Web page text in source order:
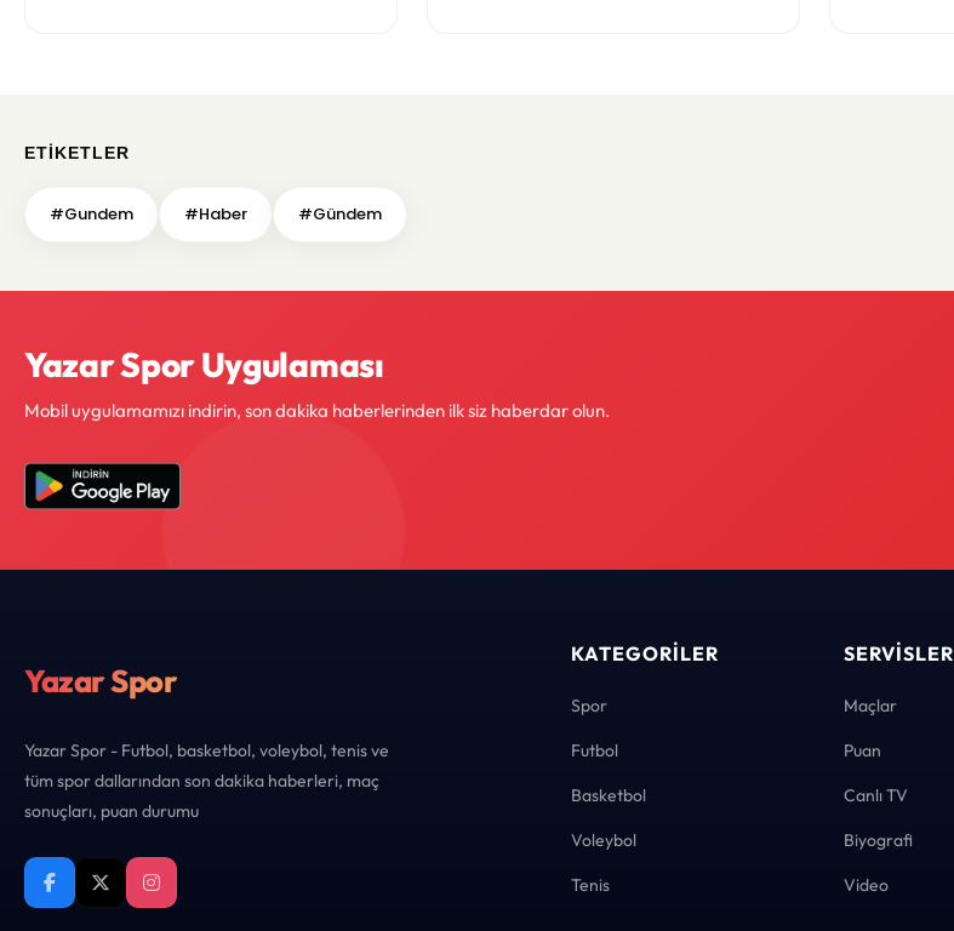
ETIKETLER
#Gundem #Haber #Gündem
Yazar Spor Uygulaması
Mobil uygulamamızı indirin, son dakika haberlerinden ilk siz haberdar olun.
Yazar Spor
Yazar Spor - Futbol, basketbol, voleybol, tenis ve
tüm spor dallarından son dakika haberleri, maç
sonuçları, puan durumu
KATEGORILER
Spor
Futbol
Basketbol
Voleybol
Tenis
SERVISLER
Maçlar
Puan
Canlı TV
Biyografi
Video